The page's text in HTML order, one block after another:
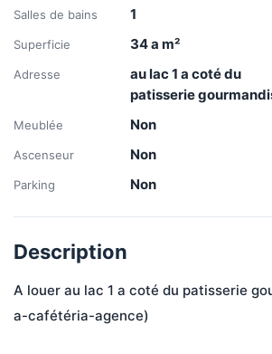
Salles de bains 1
Superficie 34 a m²
Adresse
au lac 1 a coté du
patisserie
Meublée Non
Ascenseur Non
Parking Non
Description
A louer au lac 1 a coté du patisserie
a-cafétéria-agence)